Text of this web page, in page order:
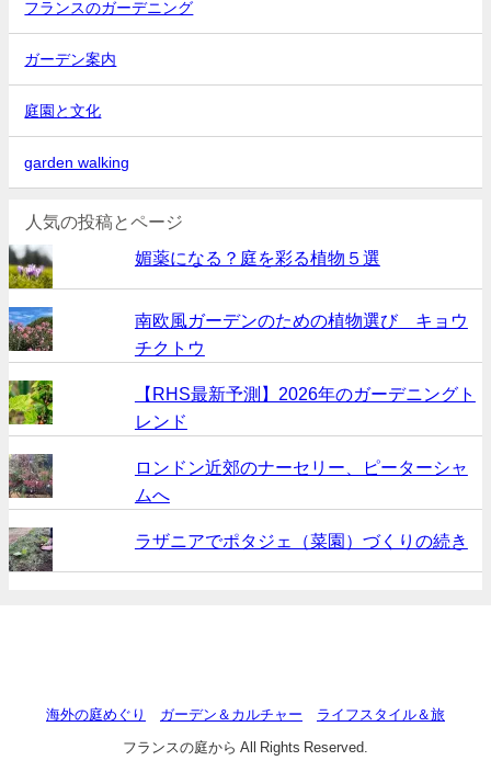
フランスのガーデニング
ガーデン案内
庭園と文化
garden walking
人気の投稿とページ
媚薬になる？庭を彩る植物５選
南欧風ガーデンのための植物選び キョウ
チクトウ
【RHS最新予測】2026年のガーデニングト
レンド
ロンドン近郊のナーセリー、ピーターシャ
ムへ
ラザニアでポタジェ（菜園）づくりの続き
海外の庭めぐり ガーデン＆カルチャー ライフスタイル＆旅
フランスの庭から All Rights Reserved.